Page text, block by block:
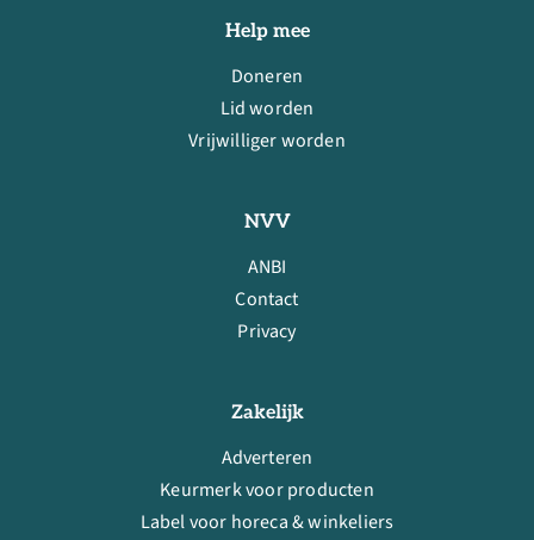
Help mee
Doneren
Lid worden
Vrijwilliger worden
NVV
ANBI
Contact
Privacy
Zakelijk
Adverteren
Keurmerk voor producten
Label voor horeca & winkeliers